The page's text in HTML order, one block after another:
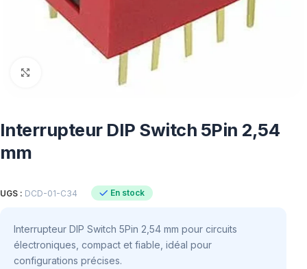
Interrupteur DIP Switch 5Pin 2,54
mm
UGS : DCD-01-C34 En stock
Interrupteur DIP Switch 5Pin 2,54 mm pour circuits
électroniques, compact et fiable, idéal pour
configurations précises.